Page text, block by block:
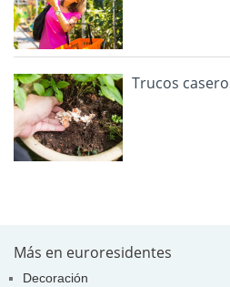
Trucos
Más en euroresidentes
Decoración